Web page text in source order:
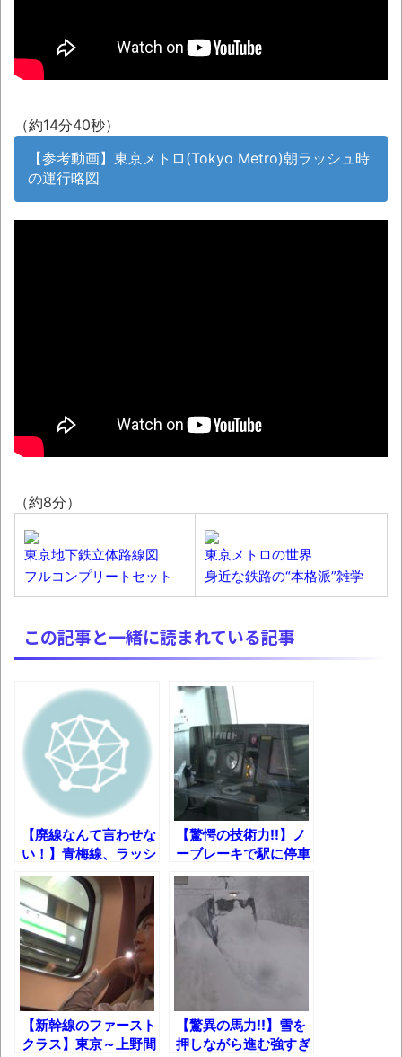
市が関与否定
ったのに・・・」とのこと。
まっぷたつに…日本レトロゲーム協会がゲー
ムソフトCDの劣化について問題提起 他
別にどこの誰が一日何時間睡眠だろうがど
を売った結果ｗｗｗ」 ほか
す(若干ネタバレあり) 26/07/25
マケイン9巻＆アニメ公式ガイド感想
果速報（仮）
グループ会社の嫁子 [ほのぼの]
葉月つばさちゃん、昔から見てるんだけど
かなりお姉さんになったね
壊れたエアコンと歌えないボク
バージョンアップ情報更新 AOMEI
Backupper Standard 8.3.0 などバージョンア
ップ
高嶋ちさ子、ダウン症の姉が暴行事件！事
件の一部始終と衝撃の結末
【呆然】北海道旅行ワイ「ウニイクラ丼特
盛で食うぞ！！！うおおおおおおお
お！！！！！」→結
果･････････････････････････････
（約14分40秒）
【参考動画】東京メトロ(Tokyo Metro)朝ラッシュ時
の運行略図
（約8分）
東京地下鉄立体路線図
フルコンプリートセット
東京メトロの世界
身近な鉄路の“本格派”雑学
この記事と一緒に読まれている記事
【廃線なんて言わせな
い！】青梅線、ラッシ
ュ時の実力ｗ
【驚愕の技術力!!】ノ
ーブレーキで駅に停車
する山手線TASCの凄
【新幹線のファースト
クラス】東京～上野間
【驚異の馬力!!】雪を
押しながら進む強すぎ